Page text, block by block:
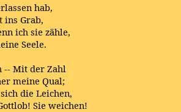
hab,
ins Grab,
ich sie zähle,
Seele.
-- Mit der Zahl
meine Qual;
die Leichen,
Sie weichen!